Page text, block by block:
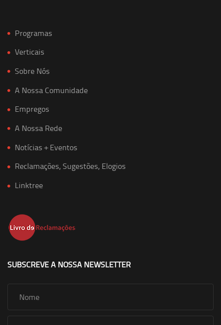
Programas
Verticais
Sobre Nós
A Nossa Comunidade
Empregos
A Nossa Rede
Notícias + Eventos
Reclamações, Sugestões, Elogios
Linktree
SUBSCREVE A NOSSA NEWSLETTER